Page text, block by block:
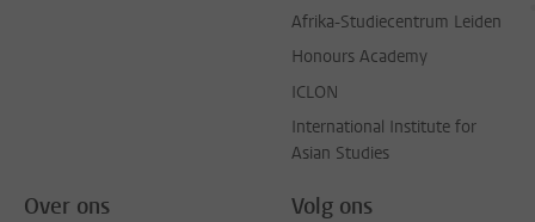
Afrika-Studiecentrum Leiden
Honours Academy
ICLON
International Institute for
Asian Studies
Over ons Volg ons